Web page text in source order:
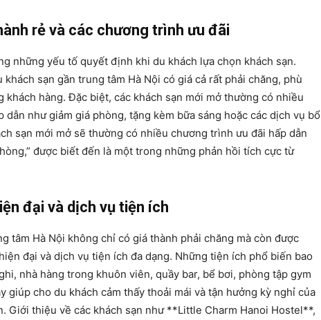
rẻ và các chương trình ưu đãi
những yếu tố quyết định khi du khách lựa chọn khách sạn.
sạn gần trung tâm Hà Nội có giá cả rất phải chăng, phù
khách hàng. Đặc biệt, các khách sạn mới mở thường có nhiều
dẫn như giảm giá phòng, tặng kèm bữa sáng hoặc các dịch vụ bổ
sạn mới mở sẽ thường có nhiều chương trình ưu đãi hấp dẫn
được biết đến là một trong những phản hồi tích cực từ
đại và dịch vụ tiện ích
tâm Hà Nội không chỉ có giá thành phải chăng mà còn được
đại và dịch vụ tiện ích đa dạng. Những tiện ích phổ biến bao
nhà hàng trong khuôn viên, quầy bar, bể bơi, phòng tập gym
giúp cho du khách cảm thấy thoải mái và tận hưởng kỳ nghỉ của
Giới thiệu về các khách sạn như **Little Charm Hanoi Hostel**,